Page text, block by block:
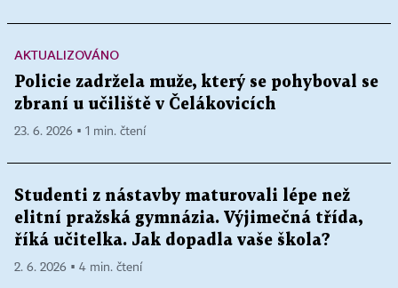
AKTUALIZOVÁNO
Policie zadržela muže, který se pohyboval se
zbraní u učiliště v Čelákovicích
23. 6. 2026 ▪ 1 min. čtení
Studenti z nástavby maturovali lépe než
elitní pražská gymnázia. Výjimečná třída,
říká učitelka. Jak dopadla vaše škola?
2. 6. 2026 ▪ 4 min. čtení